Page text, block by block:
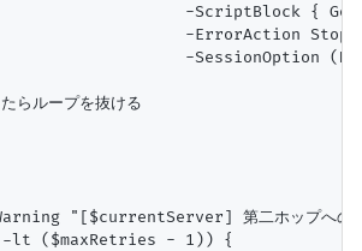
-ScriptBlock {
-ErrorAction Stop
-SessionOption
らループを抜ける
"[$currentServer] 第二ホップへ
lt ($maxRetries - 1)) {